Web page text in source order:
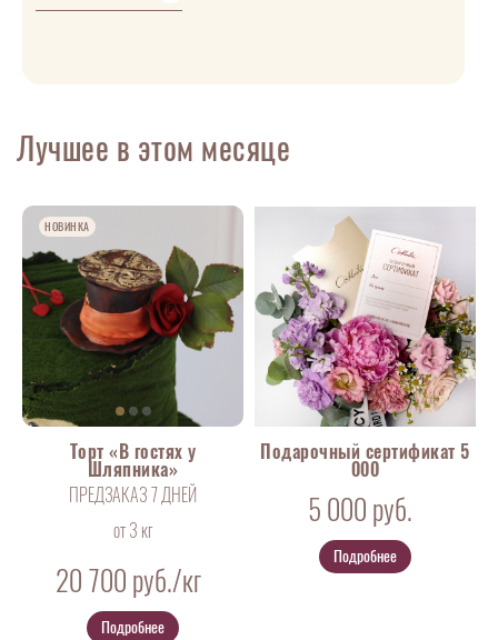
Лучшее в этом месяце
НОВИНКА
Торт «В гостях у
Шляпника»
ПРЕДЗАКАЗ 7 ДНЕЙ
от 3 кг
20 700 руб./кг
Подробнее
В НАЛИЧИИ
Подарочный сертификат 5
000
5 000 руб.
Подробнее